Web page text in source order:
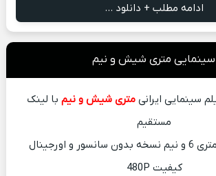
ادامه مطلب + دانلود ...
سینمایی متری شیش و نیم
سینمایی ایرانی متری شیش و نیم با لینک
مستقیم
فیلم سینمایی متری 6 و نیم نسخه بدون سانسور و اورجینال
کیفیت 480P